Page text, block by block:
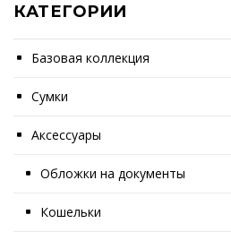
КАТЕГОРИИ
Базовая коллекция
Сумки
Аксессуары
Обложки на документы
Кошельки